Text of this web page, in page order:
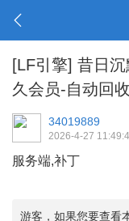
[LF引擎] 昔日
久会员-自动回
34019889
2026-4-27
服务端,补丁
游客，如果您要查看